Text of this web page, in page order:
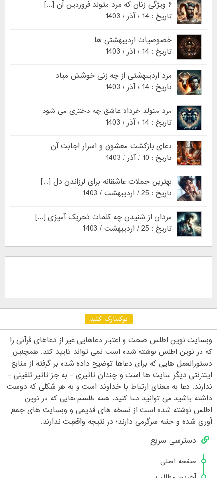
۶ ویژگی زنان که مرد متولد فروردین آن [...]
تاریخ : 14 / آذر / 1403
خصوصیات اردیبهشتی ها
تاریخ : 14 / آذر / 1403
مرد اردیبهشتی از چه زنی خوشش میاد
تاریخ : 14 / آذر / 1403
مرد متولد خرداد عاشق چه دختری می شود
تاریخ : 14 / آذر / 1403
دعای بازگشت معشوق و اسرار اجابت آن
تاریخ : 10 / آذر / 1403
بهترین جملات عاشقانه برای لرزاندن دل [...]
تاریخ : 25 / اردیبهشت / 1403
مردان از شنیدن چه کلمات تحریک آمیزی [...]
تاریخ : 25 / اردیبهشت / 1403
بوکمارک کنید
وبسایت نوین اطلس صحت و اعتبار دعاهایی غیر از دعاهای قرآنی را
که در نوین اطلس نوشته شده است نمی تواند تایید کند. همچنین
دستورالعمل هایی که برای دعاها توضیح داده شده بر گرفته از منابع
اینترنتی دیگر سایت ها است و چندان تاثیری - به جز تاثیر تلقینی -
ندارند. دعا به معنای ارتباط با خداوند است و به هر شکلی که دوست
داشته باشید می توانید دعا کنید. همه طلسم هایی که در نوین
اطلس نوشته شده است از نسخه های قدیمی و وبسایت های جمع
آوری شده و جنبه سرگرمی دارند؛ در نتیجه واقعیت ندارند.
دسترسی سریع
صفحه اصلی